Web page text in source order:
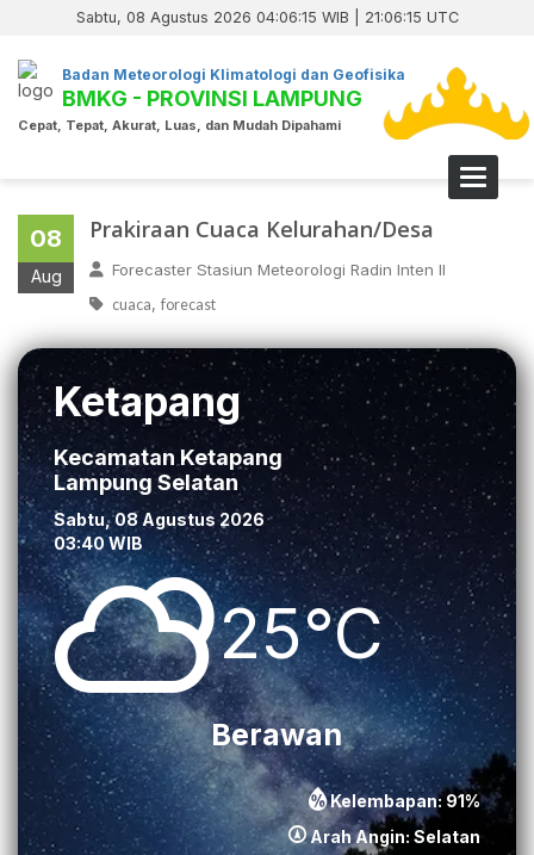
Sabtu, 08 Agustus 2026 04:06:15 WIB | 21:06:15 UTC
Badan Meteorologi Klimatologi dan Geofisika
BMKG - PROVINSI LAMPUNG
Cepat, Tepat, Akurat, Luas, dan Mudah Dipahami
Toggle
08
Aug
Prakiraan Cuaca Kelurahan/Desa
Forecaster Stasiun Meteorologi Radin Inten II
cuaca, forecast
Ketapang
Kecamatan Ketapang
Lampung Selatan
Sabtu, 08 Agustus 2026
03:40 WIB
25°C
Berawan
Kelembapan: 91%
Arah Angin: Selatan